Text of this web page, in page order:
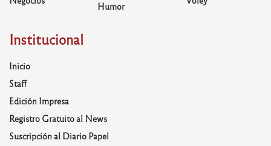
Humor
Institucional
Inicio
Staff
Edición Impresa
Registro Gratuito al News
Suscripción al Diario Papel